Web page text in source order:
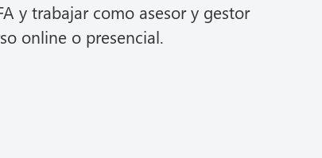
y trabajar como asesor y gestor
online o presencial.